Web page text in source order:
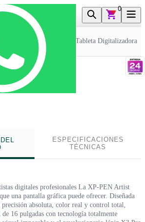
0
Tabletas Digitalizadoras Tableta Digitalizadora
ESPECIFICACIONES
TÉCNICAS
digitales profesionales La XP-PEN Artist
una pantalla gráfica puede ofrecer. Diseñada
precisión absoluta, color real y control total,
16 pulgadas con tecnología totalmente